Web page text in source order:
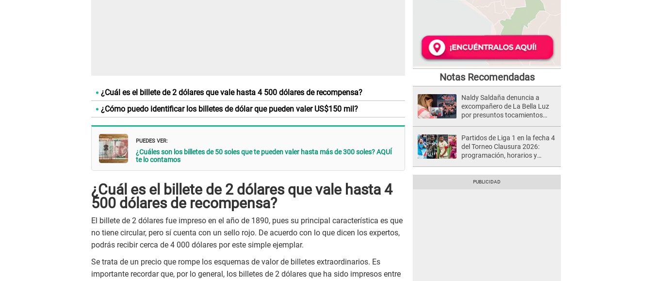
¿Cuál es el billete de 2 dólares que vale hasta 4 500 dólares de recompensa?
¿Cómo puedo identificar los billetes de dólar que pueden valer US$150 mil?
PUEDES VER:
¿Cuáles son los billetes de 50 soles que te pueden valer hasta más de 300 soles? AQUÍ
te lo contamos
¿Cuál es el billete de 2 dólares que vale hasta 4
500 dólares de recompensa?
El billete de 2 dólares fue impreso en el año de 1890, pues su principal característica es que
no tiene circular, pero sí cuenta con un sello rojo. De acuerdo con lo que dicen los expertos,
podrás recibir cerca de 4 000 dólares por este simple ejemplar.
Se trata de un precio que rompe los esquemas de valor de billetes extraordinarios. Es
importante recordar que, por lo general, los billetes de 2 dólares que ha sido impresos entre
Notas Recomendadas
Naldy Saldaña denuncia a
excompañero de La Bella Luz
por presuntos tocamientos
Partidos de Liga 1 en la fecha 4
del Torneo Clausura 2026:
programación, horarios y